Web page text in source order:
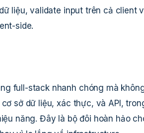
liệu, validate input trên cả client
side.
full-stack nhanh chóng mà
sở dữ liệu, xác thực, và API,
năng. Đây là bộ đôi hoàn hảo